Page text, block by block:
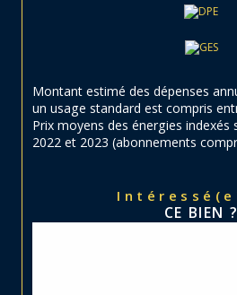
Montant estimé des dépenses
un usage standard est compris
Prix moyens des énergies indexés
2022 et 2023 (abonnements
CE BIEN ?